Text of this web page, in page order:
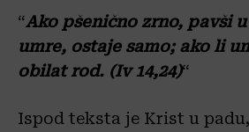
“Ako pšenično zrno, pavši
umre, ostaje samo; ako li
obilat rod. (Iv 14,24)“
Ispod teksta je Krist u